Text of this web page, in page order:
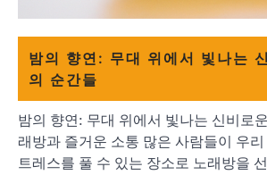
밤의 향연: 무대 위에서 빛나는
의 순간들
밤의 향연: 무대 위에서 빛나는 신비로
래방과 즐거운 소통 많은 사람들이 우
트레스를 풀 수 있는 장소로 노래방을